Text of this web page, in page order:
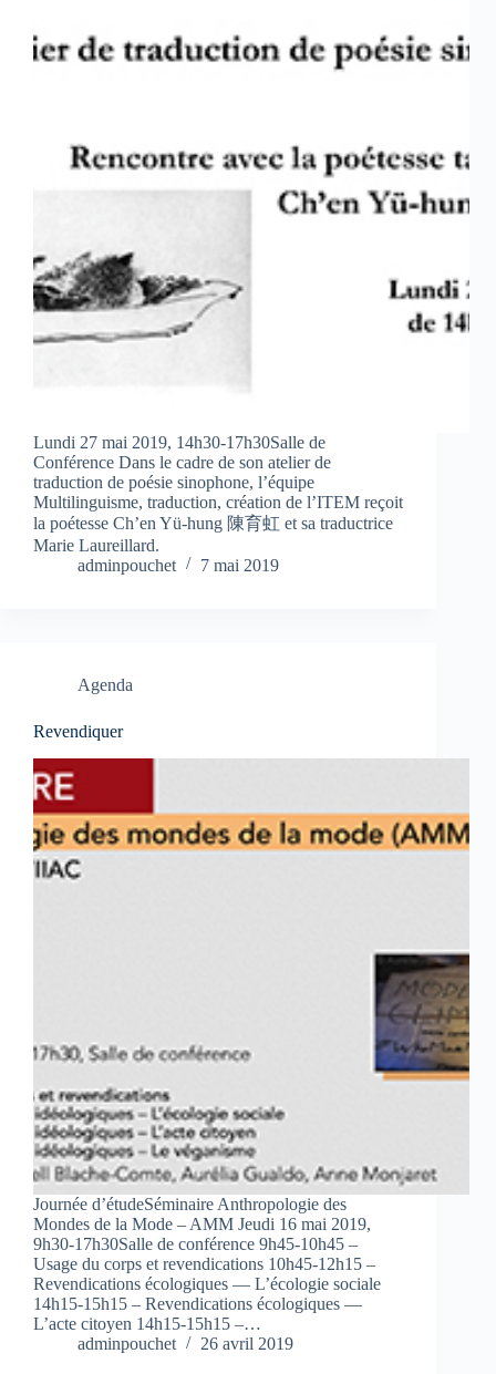
Lundi 27 mai 2019, 14h30-17h30Salle de
Conférence Dans le cadre de son atelier de
traduction de poésie sinophone, l’équipe
Multilinguisme, traduction, création de l’ITEM reçoit
la poétesse Ch’en Yü-hung 陳育虹 et sa traductrice
Marie Laureillard.
adminpouchet
7 mai 2019
Agenda
Revendiquer
Journée d’étudeSéminaire Anthropologie des
Mondes de la Mode – AMM Jeudi 16 mai 2019,
9h30-17h30Salle de conférence 9h45-10h45 –
Usage du corps et revendications 10h45-12h15 –
Revendications écologiques — L’écologie sociale
14h15-15h15 – Revendications écologiques —
L’acte citoyen 14h15-15h15 –…
adminpouchet
26 avril 2019